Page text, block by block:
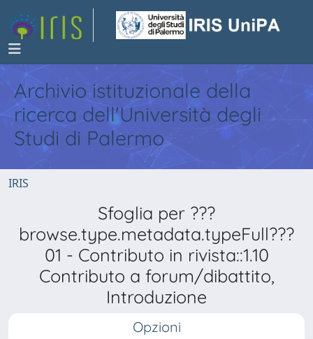
Archivio istituzionale della
ricerca dell'Università degli
Studi di Palermo
IRIS
Sfoglia per ???
browse.type.metadata.typeFull???
01 - Contributo in rivista::1.10
Contributo a forum/dibattito,
Introduzione
Opzioni